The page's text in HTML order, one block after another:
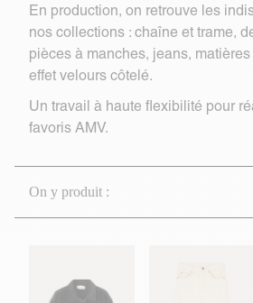
En production, on retrouve les
nos collections : chaîne et trame,
pièces à manches, jeans,
effet velours côtelé.
Un travail à haute flexibilité pour
favoris AMV.
On y produit :